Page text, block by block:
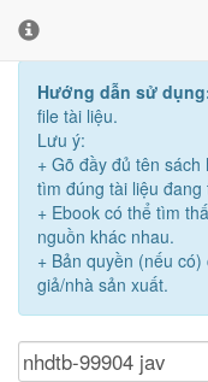
Hướng dẫn sử
file tài liệu.
Lưu ý:
+ Gõ đầy đủ tên
tìm đúng tài liệu đang
+ Ebook có thể tìm
nguồn khác nhau.
+ Bản quyền (nếu
giả/nhà sản xuất.